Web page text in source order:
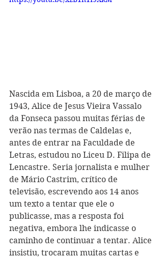
Nascida em Lisboa, a 20 de março de
1943, Alice de Jesus Vieira Vassalo
da Fonseca passou muitas férias de
verão nas termas de Caldelas e,
antes de entrar na Faculdade de
Letras, estudou no Liceu D. Filipa de
Lencastre. Seria jornalista e mulher
de Mário Castrim, crítico de
televisão, escrevendo aos 14 anos
um texto a tentar que ele o
publicasse, mas a resposta foi
negativa, embora lhe indicasse o
caminho de continuar a tentar. Alice
insistiu, trocaram muitas cartas e